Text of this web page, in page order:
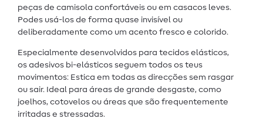
peças de camisola confortáveis ou em casacos leves.
Podes usá-los de forma quase invisível ou
deliberadamente como um acento fresco e colorido.
Especialmente desenvolvidos para tecidos elásticos,
os adesivos bi-elásticos seguem todos os teus
movimentos: Estica em todas as direcções sem rasgar
ou sair. Ideal para áreas de grande desgaste, como
joelhos, cotovelos ou áreas que são frequentemente
irritadas e stressadas.